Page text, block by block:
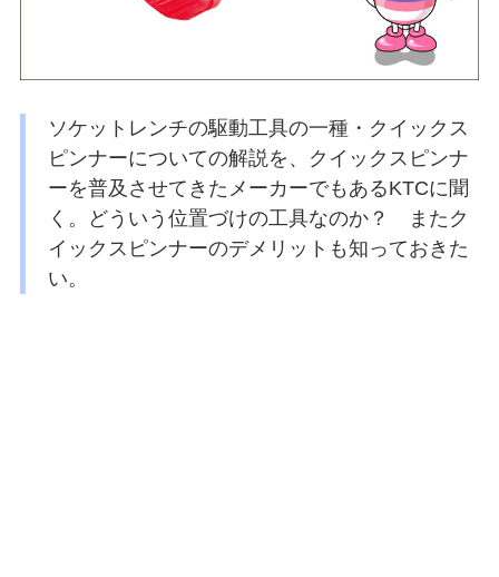
ソケットレンチの駆動工具の一種・クイックス
ピンナーについての解説を、クイックスピンナ
ーを普及させてきたメーカーでもあるKTCに聞
く。どういう位置づけの工具なのか？ またク
イックスピンナーのデメリットも知っておきた
い。